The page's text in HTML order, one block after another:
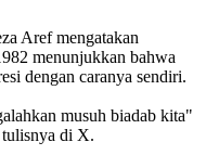
Aref mengatakan
menunjukkan bahwa
dengan caranya sendiri.
musuh biadab kita"
tulisnya di X.